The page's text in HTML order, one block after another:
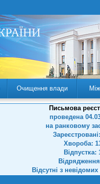
Очищення влади
Письмова
проведена
на ранковому
Хвороба:
Відпустка:
Відсутні з